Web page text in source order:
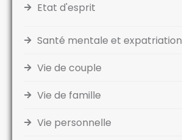
Etat d'esprit
Santé mentale et expatriation
Vie de couple
Vie de famille
Vie personnelle